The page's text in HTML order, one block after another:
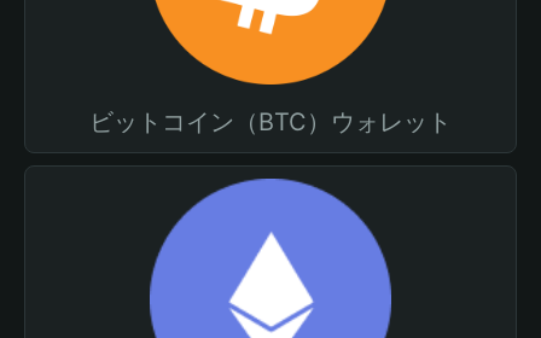
ビットコイン（BTC）ウォレット